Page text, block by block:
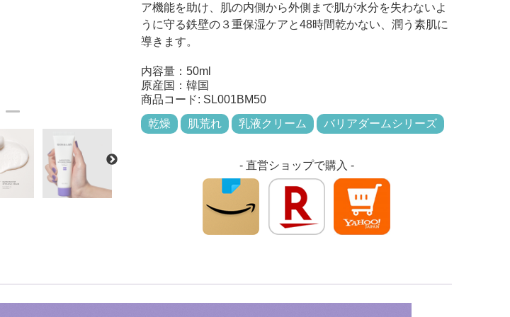
サンケア
ズ
ア機能を助け、肌の内側から外側まで肌が水分を失わないよ
うに守る鉄壁の３重保湿ケアと48時間乾かない、潤う素肌に
導きます。
内容量：50ml
原産国：韓国
商品コード: SL001BM50
乾燥
肌荒れ 乳液クリーム バリアダームシリーズ
- 直営ショップで購入 -